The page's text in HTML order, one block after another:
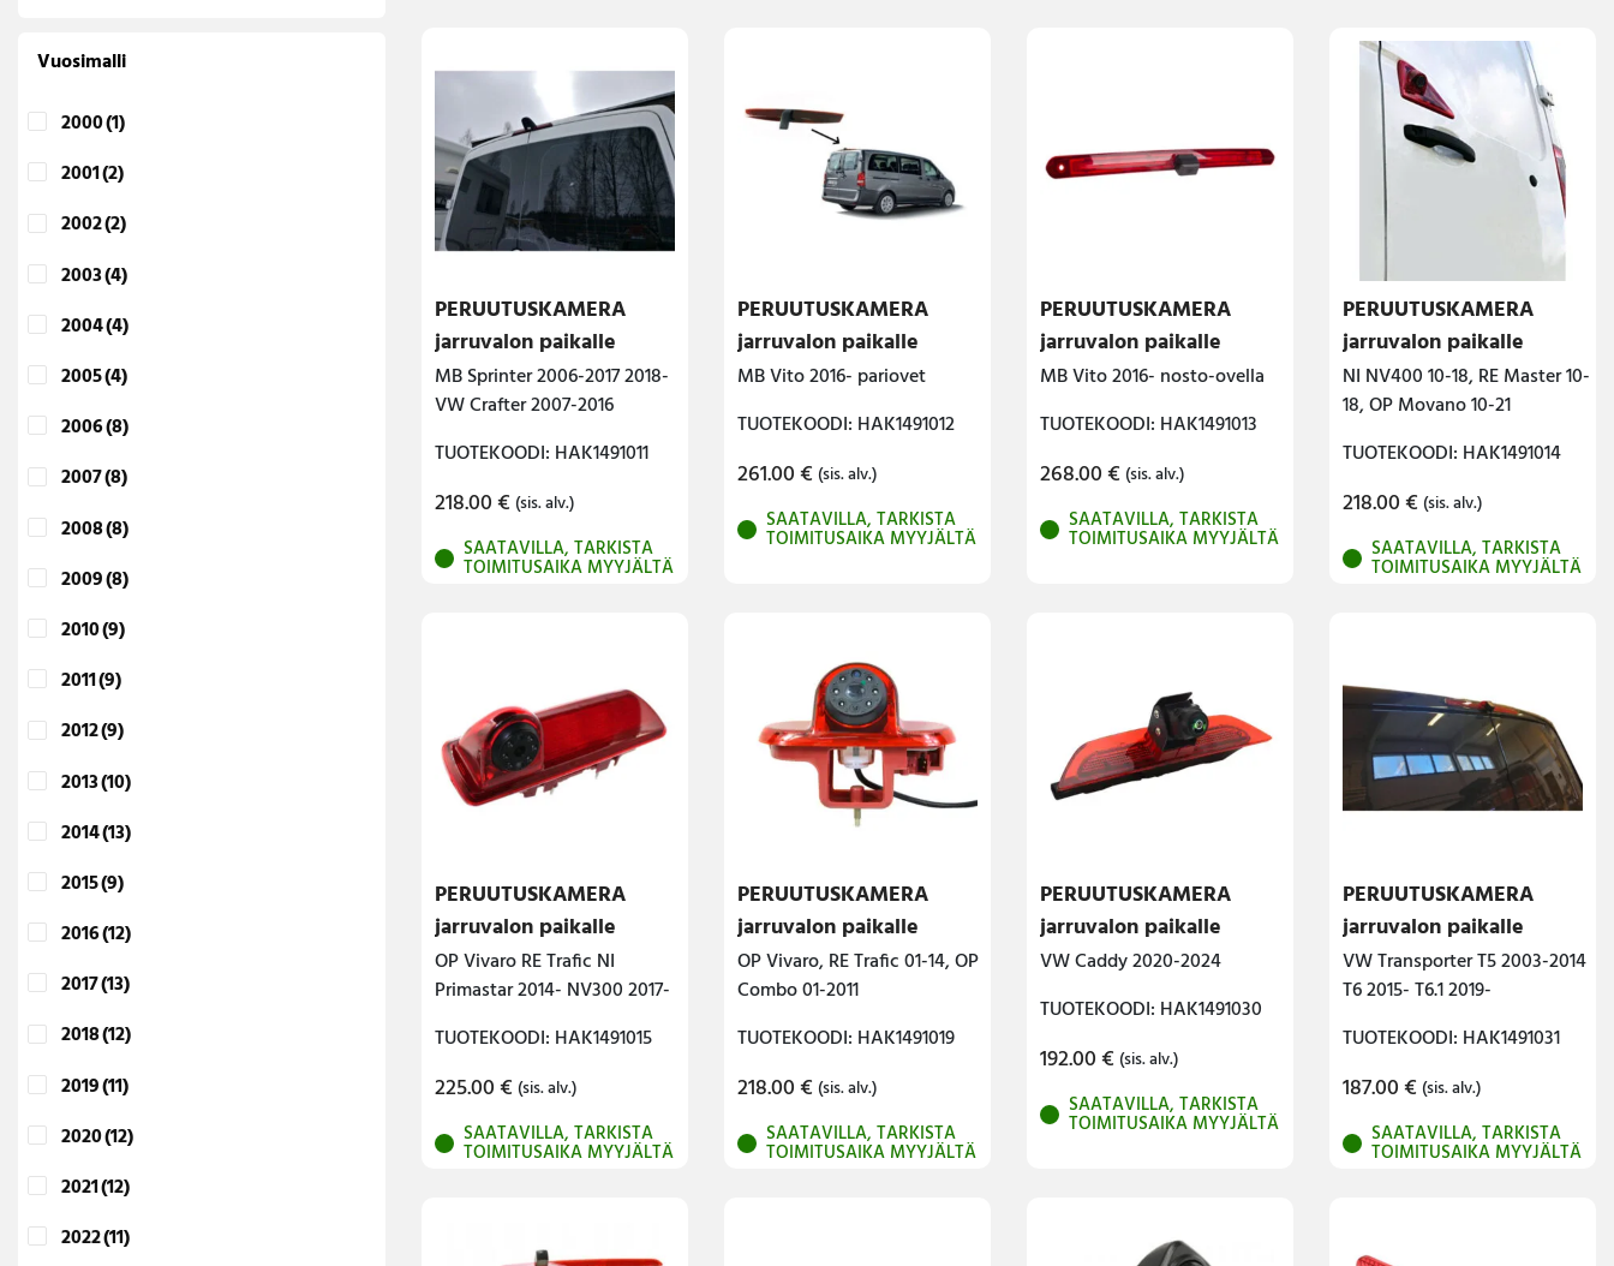
Vuosimalli
2000(1)
2001(2)
2002(2)
2003(4)
2004(4)
2005(4)
2006(8)
2007(8)
2008(8)
2009(8)
2010(9)
2011(9)
2012(9)
2013(10)
2014(13)
2015(9)
2016(12)
2017(13)
2018(12)
2019(11)
2020(12)
2021(12)
2022(11)
PERUUTUSKAMERA
jarruvalon paikalle
MB Sprinter 2006-2017 2018-
VW Crafter 2007-2016
TUOTEKOODI: HAK1491011
218.00€ (sis. alv.)
SAATAVILLA, TARKISTA
TOIMITUSAIKA MYYJÄLTÄ
PERUUTUSKAMERA
jarruvalon paikalle
MB Vito 2016- pariovet
TUOTEKOODI: HAK1491012
261.00€ (sis. alv.)
SAATAVILLA, TARKISTA
TOIMITUSAIKA MYYJÄLTÄ
PERUUTUSKAMERA
jarruvalon paikalle
MB Vito 2016- nosto-ovella
TUOTEKOODI: HAK1491013
268.00€ (sis. alv.)
SAATAVILLA, TARKISTA
TOIMITUSAIKA MYYJÄLTÄ
PERUUTUSKAMERA
jarruvalon paikalle
NI NV400 10-18, RE Master 10-
18, OP Movano 10-21
TUOTEKOODI: HAK1491014
218.00€ (sis. alv.)
SAATAVILLA, TARKISTA
TOIMITUSAIKA MYYJÄLTÄ
PERUUTUSKAMERA
jarruvalon paikalle
OP Vivaro RE Trafic NI
Primastar 2014- NV300 2017-
TUOTEKOODI: HAK1491015
225.00€ (sis. alv.)
SAATAVILLA, TARKISTA
TOIMITUSAIKA MYYJÄLTÄ
PERUUTUSKAMERA
jarruvalon paikalle
OP Vivaro, RE Trafic 01-14, OP
Combo 01-2011
TUOTEKOODI: HAK1491019
218.00€ (sis. alv.)
SAATAVILLA, TARKISTA
TOIMITUSAIKA MYYJÄLTÄ
PERUUTUSKAMERA
jarruvalon paikalle
VW Caddy 2020-2024
TUOTEKOODI: HAK1491030
192.00€ (sis. alv.)
SAATAVILLA, TARKISTA
TOIMITUSAIKA MYYJÄLTÄ
PERUUTUSKAMERA
jarruvalon paikalle
VW Transporter T5 2003-2014
T6 2015- T6.1 2019-
TUOTEKOODI: HAK1491031
187.00€ (sis. alv.)
SAATAVILLA, TARKISTA
TOIMITUSAIKA MYYJÄLTÄ